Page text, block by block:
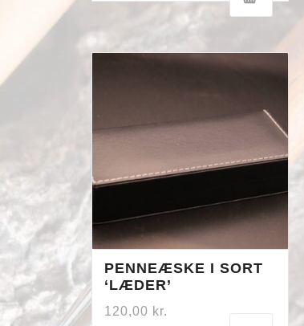
PENNEÆSKE I SORT
‘LÆDER’
120,00 kr.